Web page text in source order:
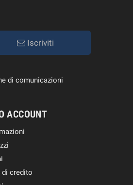
Iscriviti
di comunicazioni
ACCOUNT
di credito